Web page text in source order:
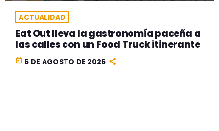
ACTUALIDAD
Eat Out lleva la gastronomía paceña a
las calles con un Food Truck itinerante
today 6 DE AGOSTO DE 2026